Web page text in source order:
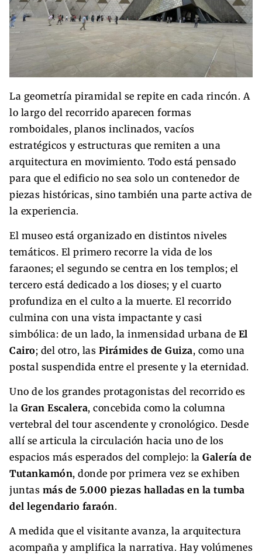
La geometría piramidal se repite en cada rincón. A
lo largo del recorrido aparecen formas
romboidales, planos inclinados, vacíos
estratégicos y estructuras que remiten a una
arquitectura en movimiento. Todo está pensado
para que el edificio no sea solo un contenedor de
piezas históricas, sino también una parte activa de
la experiencia.
El museo está organizado en distintos niveles
temáticos. El primero recorre la vida de los
faraones; el segundo se centra en los templos; el
tercero está dedicado a los dioses; y el cuarto
profundiza en el culto a la muerte. El recorrido
culmina con una vista impactante y casi
simbólica: de un lado, la inmensidad urbana de El
Cairo; del otro, las Pirámides de Guiza, como una
postal suspendida entre el presente y la eternidad.
Uno de los grandes protagonistas del recorrido es
la Gran Escalera, concebida como la columna
vertebral del tour ascendente y cronológico. Desde
allí se articula la circulación hacia uno de los
espacios más esperados del complejo: la Galería de
Tutankamón, donde por primera vez se exhiben
juntas más de 5.000 piezas halladas en la tumba
del legendario faraón.
A medida que el visitante avanza, la arquitectura
acompaña y amplifica la narrativa. Hay volúmenes